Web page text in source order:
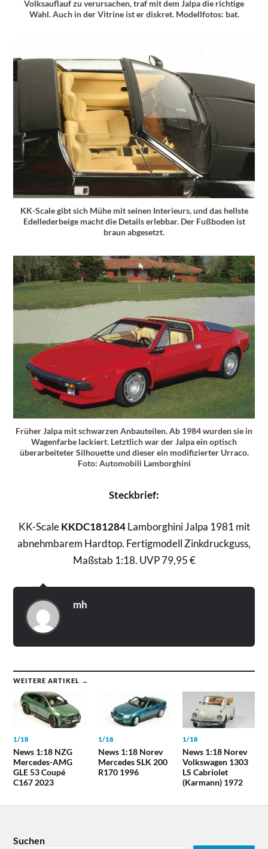
Volksauflauf zu verursachen, traf mit dem Jalpa die richtige
Wahl. Auch in der Vitrine ist er diskret. Modellfotos: bat.
KK-Scale gibt sich Mühe mit seinen Interieurs, und das hellste
Edellederbeige macht die Details erlebbar. Der Fußboden ist
braun abgesetzt.
Früher Jalpa mit schwarzen Anbauteilen. Ab 1984 wurden sie in
Wagenfarbe lackiert. Letztlich war der Jalpa ein optisch
überarbeiteter Silhouette und dieser ein modifizierter Urraco.
Foto: Automobili Lamborghini
Steckbrief:
KK-ScaleKKDC181284Lamborghini Jalpa 1981 mit
abnehmbarem Hardtop. Fertigmodell Zinkdruckguss,
Maßstab 1:18. UVP 79,95 €
mh
WEITERE ARTIKEL →
1/18
News 1:18 NZG
Mercedes-AMG
GLE 53 Coupé
C167 2023
1/18
News 1:18 Norev
Mercedes SLK 200
R170 1996
1/18
News 1:18 Norev
Volkswagen 1303
LS Cabriolet
(Karmann) 1972
Suchen